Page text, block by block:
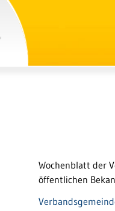
Wochenblatt der
öffentlichen